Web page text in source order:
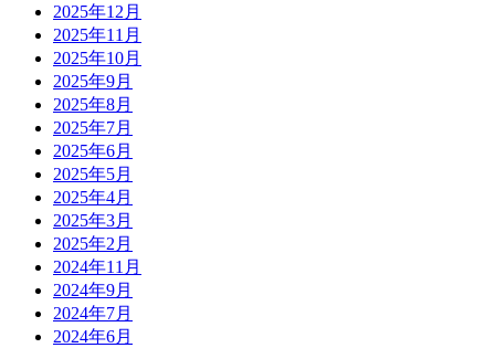
2025年12月
2025年11月
2025年10月
2025年9月
2025年8月
2025年7月
2025年6月
2025年5月
2025年4月
2025年3月
2025年2月
2024年11月
2024年9月
2024年7月
2024年6月